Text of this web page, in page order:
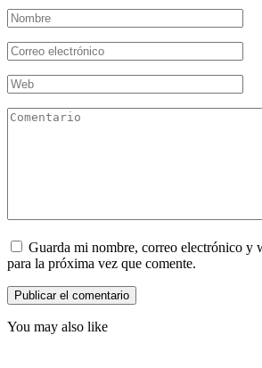
Nombre
*
Correo
electrónico
*Web
Comentario
Guarda mi nombre, correo electrónico y
para la próxima vez que comente.
You may also like